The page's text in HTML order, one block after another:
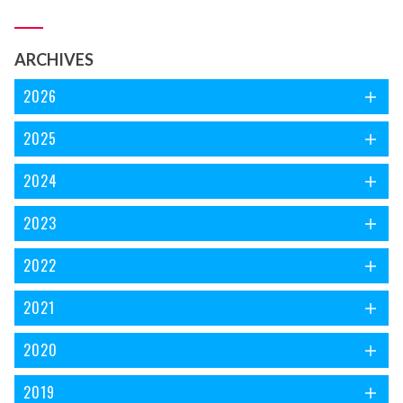
ARCHIVES
2026
2025
2024
2023
2022
2021
2020
2019